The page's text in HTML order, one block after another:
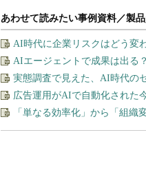
あわせて読みたい事例資料／製
AI時代に企業リスクはどう変
AIエージェントで成果は出
実態調査で見えた、AI時代の
広告運用がAIで自動化された
「単なる効率化」から「組